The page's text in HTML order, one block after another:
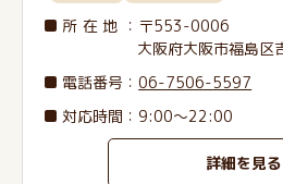
所在地 ：〒553-0006
大阪府大阪市福島
電話番号 ：06-7506-5597
対応時間：9:00～22:00
詳細を見る